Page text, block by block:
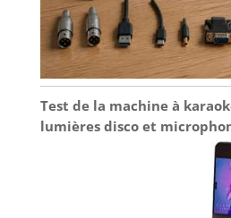
Test de la machine à
lumières disco et